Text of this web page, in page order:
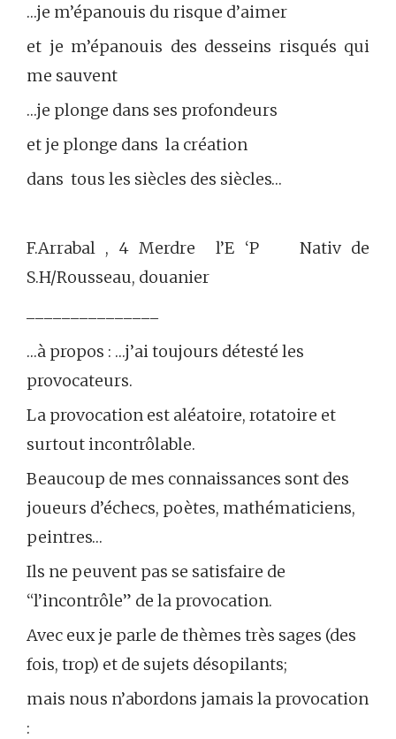
…je m’épanouis du risque d’aimer
et je m’épanouis des desseins risqués qui
me sauvent
…je plonge dans ses profondeurs
et je plonge dans la création
dans tous les siècles des siècles…
F.Arrabal , 4 Merdre l’E ‘P Nativ de
S.H/Rousseau, douanier
…à propos : …j’ai toujours détesté les
provocateurs.
La provocation est aléatoire, rotatoire et
surtout incontrôlable.
Beaucoup de mes connaissances sont des
joueurs d’échecs, poètes, mathématiciens,
peintres…
Ils ne peuvent pas se satisfaire de
“l’incontrôle” de la provocation.
Avec eux je parle de thèmes très sages (des
fois, trop) et de sujets désopilants;
mais nous n’abordons jamais la provocation
: